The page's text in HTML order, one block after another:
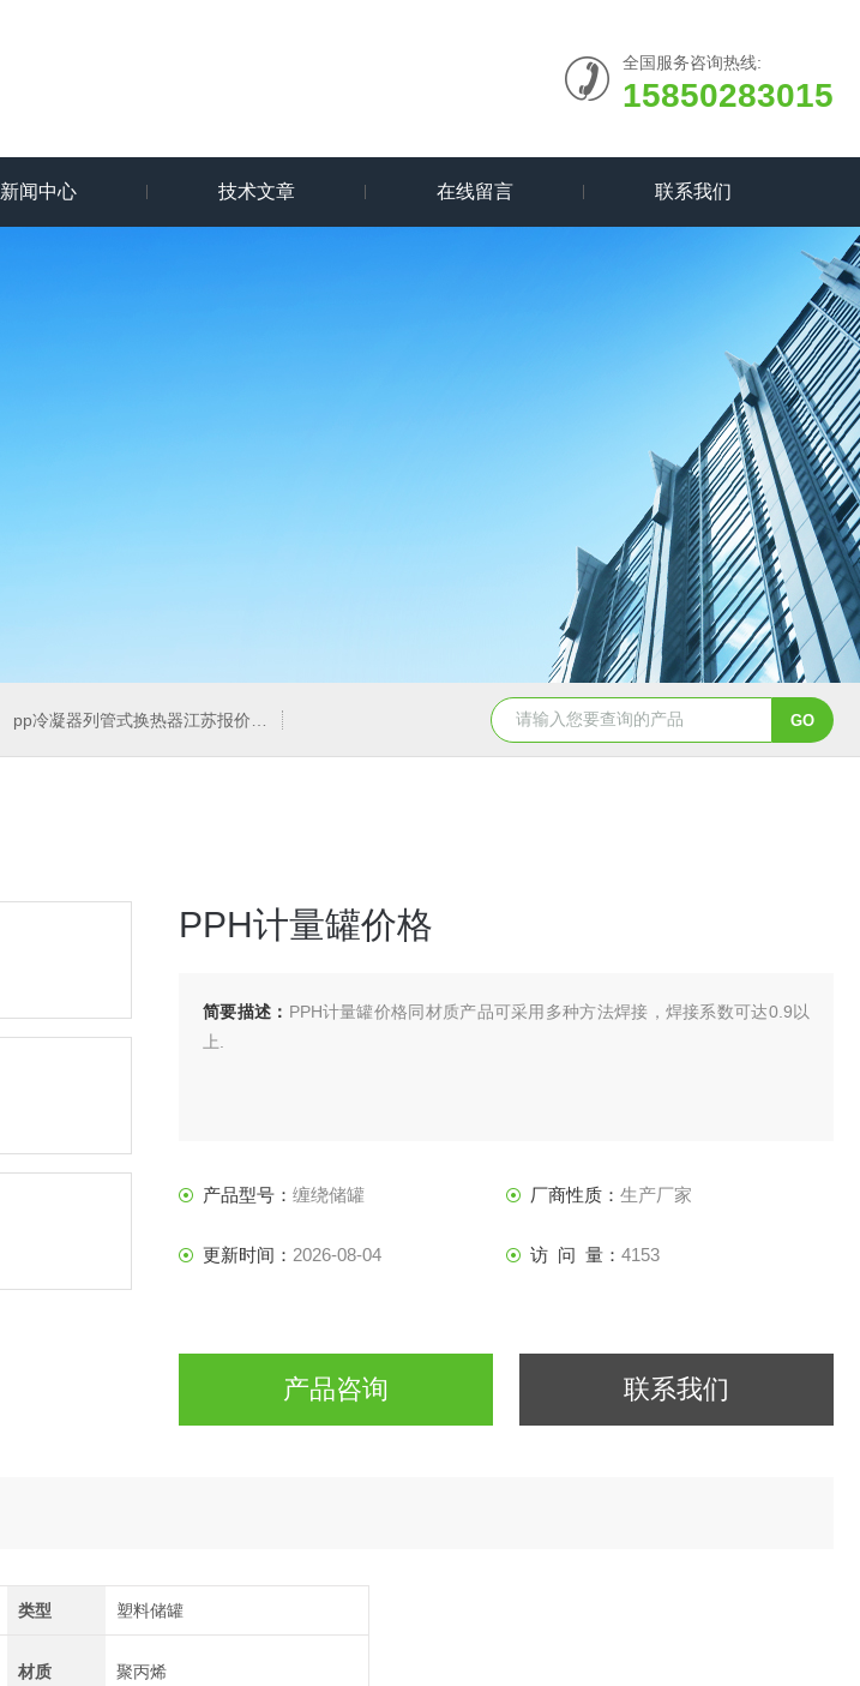
全国服务咨询热线:
15850283015
新闻中心 技术文章 在线留言 联系我们
pp冷凝器列管式换热器江苏报价 pp冷凝器耐酸碱列管式换热器供应 立式真空机组 按需定制
PPH计量罐价格
简要描述： PPH计量罐价格同材质产品可采用多种方法焊接，焊接系数可达0.9以
上.
产品型号： 缠绕储罐 厂商性质： 生产厂家
更新时间： 2026-08-04 访 问 量： 4153
产品咨询 联系我们
类型 塑料储罐
材质 聚丙烯